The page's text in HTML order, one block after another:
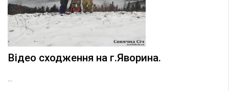
Відео сходження на г.Яворина.